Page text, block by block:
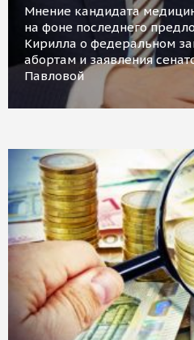
Мнение кандидата
на фоне последнего
Кирилла о федеральном
абортам и заявления
Павловой